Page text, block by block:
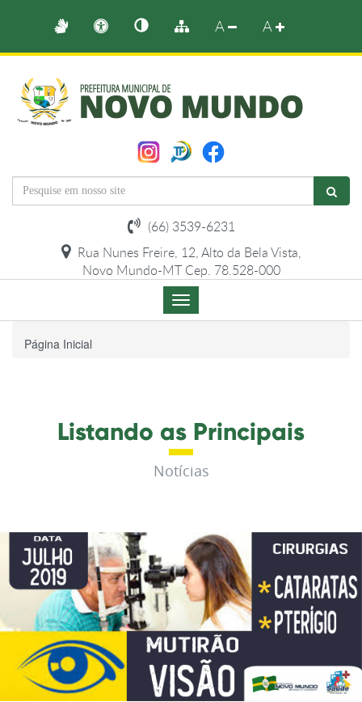
A A
(66) 3539-6231
Rua Nunes Freire, 12, Alto da Bela Vista,
Novo Mundo-MT Cep. 78.528-000
Menu
de
Página Inicial
Listando as Principais
Notícias